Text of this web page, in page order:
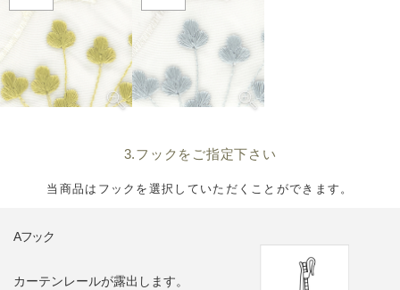
3.フックをご指定下さい
当商品はフックを選択していただくことができます。
Aフック
カーテンレールが露出します。